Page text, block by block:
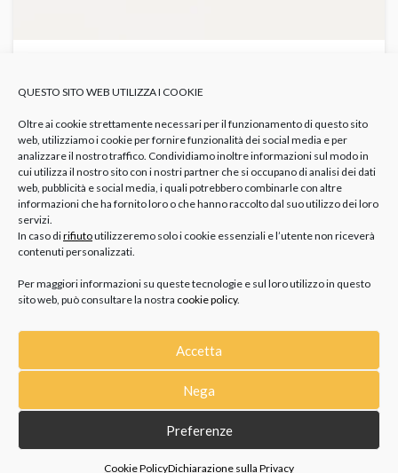
QUESTO SITO WEB UTILIZZA I COOKIE
Oltre ai cookie strettamente necessari per il funzionamento di questo sito
web, utilizziamo i cookie per fornire funzionalità dei social media e per
analizzare il nostro traffico. Condividiamo inoltre informazioni sul modo in
cui utilizza il nostro sito con i nostri partner che si occupano di analisi dei dati
web, pubblicità e social media, i quali potrebbero combinarle con altre
informazioni che ha fornito loro o che hanno raccolto dal suo utilizzo dei loro
servizi.
In caso dirifiutoutilizzeremo solo i cookie essenziali e l’utente non riceverà
contenuti personalizzati.
Per maggiori informazioni su queste tecnologie e sul loro utilizzo in questo
sito web, può consultare la nostra cookie policy.
Accetta
Nega
Preferenze
Cookie PolicyDichiarazione sulla Privacy
ACCESSORI E GIOIELLI CON LO SCORPIONE
GIOIELLI Gioielli Con Scorpione Gioielli Segno Zodiacale
Scorpione
Significato
L’oroscopo è un ambito che, da sempre, affascina le persone,
desiderose di scoprire qualcosa di più sui lati più...
GIOIELLI